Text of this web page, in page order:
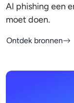
AI phishing een
moet doen.
Ontdek bronnen